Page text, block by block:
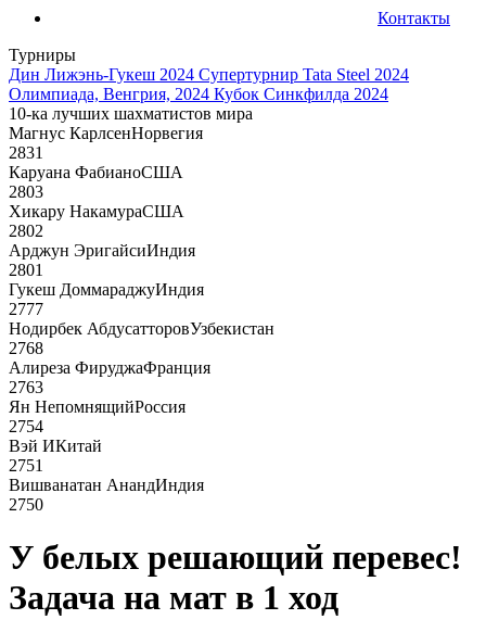
Контакты
Турниры
Дин Лижэнь-Гукеш 2024 Супертурнир Tata Steel 2024
Олимпиада, Венгрия, 2024 Кубок Синкфилда 2024
10-ка лучших шахматистов мира
Магнус КарлсенНорвегия
2831
Каруана ФабианоСША
2803
Хикару НакамураСША
2802
Арджун ЭригайсиИндия
2801
Гукеш ДоммараджуИндия
2777
Нодирбек АбдусатторовУзбекистан
2768
Алиреза ФируджаФранция
2763
Ян НепомнящийРоссия
2754
Вэй ИКитай
2751
Вишванатан АнандИндия
2750
У белых решающий перевес!
Задача на мат в 1 ход